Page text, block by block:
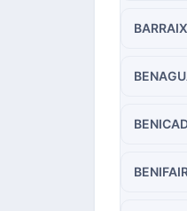
BARRAIX